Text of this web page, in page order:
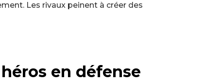
Les rivaux peinent à créer des
en défense